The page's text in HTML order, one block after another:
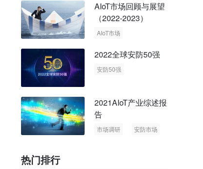
AIoT市场回顾与展望
（2022-2023）
AIoT市场
2022全球安防50强
安防50强
2021AIoT产业综述报
告
市场调研
安防市场
热门排行